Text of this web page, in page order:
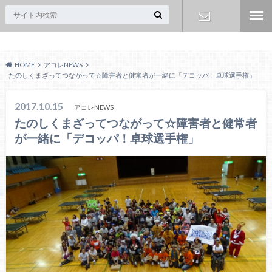
せ
HOME
アコレNEWS
たのしくまざってつながって☆障害者と健常者が一緒に「デコッパ！卓球選手権」
2017.10.15 アコレNEWS
たのしくまざってつながって☆障害者と健常者
が一緒に「デコッパ！卓球選手権」